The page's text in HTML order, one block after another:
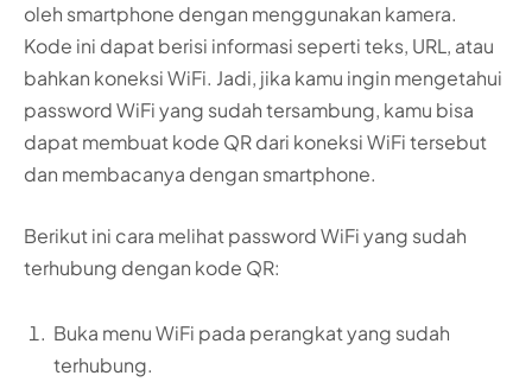
oleh smartphone dengan menggunakan kamera.
Kode ini dapat berisi informasi seperti teks, URL, atau
bahkan koneksi WiFi. Jadi, jika kamu ingin mengetahui
password WiFi yang sudah tersambung, kamu bisa
dapat membuat kode QR dari koneksi WiFi tersebut
dan membacanya dengan smartphone.
Berikut ini cara melihat password WiFi yang sudah
terhubung dengan kode QR:
Buka menu WiFi pada perangkat yang sudah
terhubung.